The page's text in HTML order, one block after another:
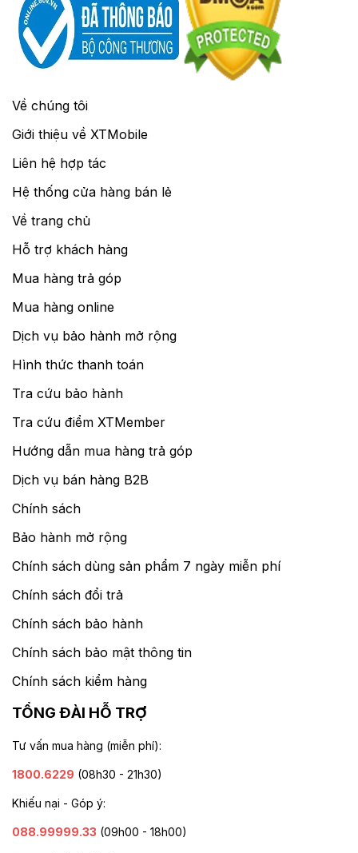
Về chúng tôi
Giới thiệu về XTMobile
Liên hệ hợp tác
Hệ thống cửa hàng bán lẻ
Về trang chủ
Hỗ trợ khách hàng
Mua hàng trả góp
Mua hàng online
Dịch vụ bảo hành mở rộng
Hình thức thanh toán
Tra cứu bảo hành
Tra cứu điểm XTMember
Hướng dẫn mua hàng trả góp
Dịch vụ bán hàng B2B
Chính sách
Bảo hành mở rộng
Chính sách dùng sản phẩm 7 ngày miễn phí
Chính sách đổi trả
Chính sách bảo hành
Chính sách bảo mật thông tin
Chính sách kiểm hàng
TỔNG ĐÀI HỖ TRỢ
Tư vấn mua hàng (miễn phí):
1800.6229 (08h30 - 21h30)
Khiếu nại - Góp ý:
088.99999.33 (09h00 - 18h00)